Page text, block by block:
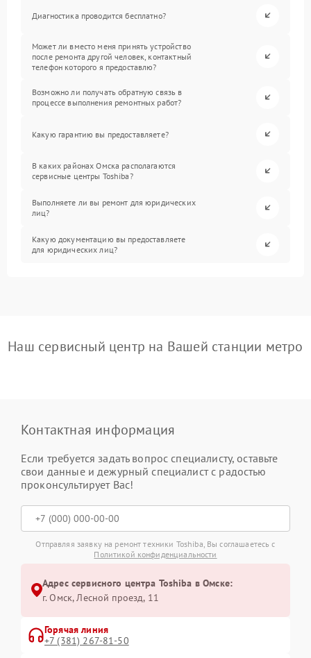
Диагностика проводится бесплатно?
Может ли вместо меня принять устройство
после ремонта другой человек, контактный
телефон которого я предоставлю?
Возможно ли получать обратную связь в
процессе выполнения ремонтных работ?
Какую гарантию вы предоставляете?
В каких районах Омска располагаются
сервисные центры Toshiba?
Выполняете ли вы ремонт для юридических
лиц?
Какую документацию вы предоставляете
для юридических лиц?
Наш сервисный центр на Вашей станции метро
Контактная информация
Если требуется задать вопрос специалисту, оставьте
свои данные и дежурный специалист с радостью
проконсультирует Вас!
Отправляя заявку на ремонт техники Toshiba, Вы соглашаетесь с
Политикой конфиденциальности
Адрес сервисного центра Toshiba в Омске:
г. Омск, ​Лесной проезд, 11
Горячая линия
+7 (381) 267-81-50